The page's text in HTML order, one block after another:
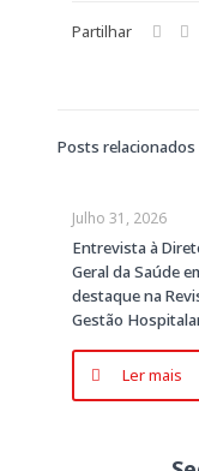
Partilhar
Posts relacionados
Julho 31, 2026
Entrevista à
Geral da Saúde
destaque na
Gestão
Ler mais